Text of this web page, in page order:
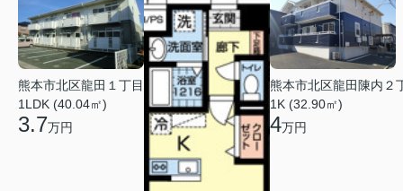
熊本市北区龍田１丁目
1LDK (40.04㎡)
3.7万円
熊本市北区龍田陳内２
1K (32.90㎡)
4万円